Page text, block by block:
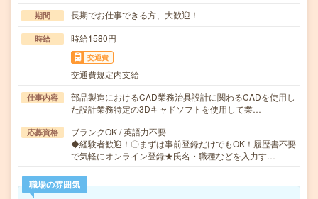
期間 長期でお仕事できる方、大歓迎！
時給 時給1580円
交通費
交通費規定内支給
仕事内容
部品製造におけるCAD業務治具設計に関わるCADを使用し
た設計業務特定の3Dキャドソフトを使用して業…
応募資格
ブランクOK / 英語力不要
◆経験者歓迎！〇まずは事前登録だけでもOK！履歴書不要
で気軽にオンライン登録★氏名・職種などを入力す…
職場の雰囲気